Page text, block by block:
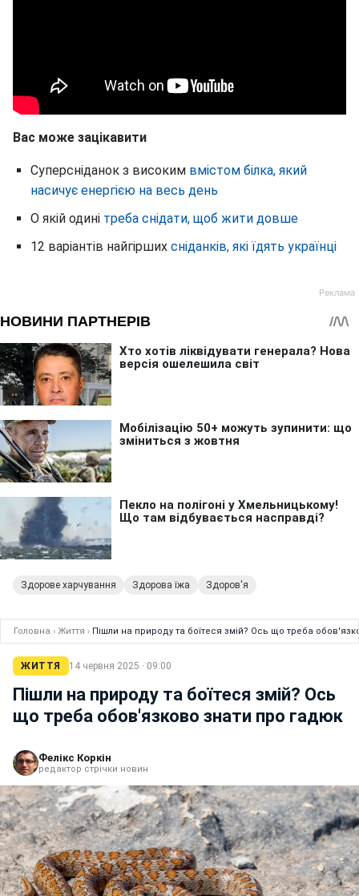
Вас може зацікавити
Суперсніданок з високим вмістом білка, який
насичує енергією на весь день
О якій одині треба снідати, щоб жити довше
12 варіантів найгірших сніданків, які їдять українці
Здорове харчування Здорова їжа Здоров'я
Головна › Життя › Пішли на природу та боїтеся змій? Ось що треба
ЖИТТЯ 14 червня 2025 · 09:00
Пішли на природу та боїтеся змій? Ось
що треба обов'язково знати про гадюк
Фелікс Коркін
редактор стрічки новин